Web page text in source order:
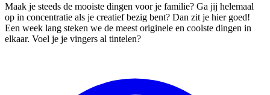
Maak je steeds de mooiste dingen voor je familie? Ga jij helemaal
op in concentratie als je creatief bezig bent? Dan zit je hier goed!
Een week lang steken we de meest originele en coolste dingen in
elkaar. Voel je je vingers al tintelen?